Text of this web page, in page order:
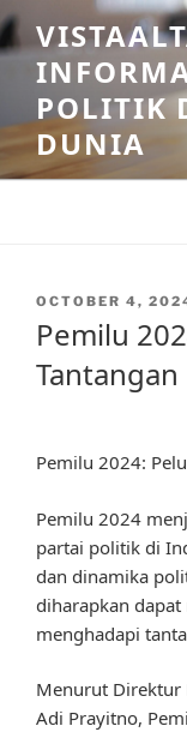
Skip
to
content
POLITIK
DUNIA
POSTED
OCTOBER 4,
Pemilu
Pemilu 2024:
Pemilu 2024
partai politik di
dan dinamika
diharapkan
menghadapi
Menurut Direktur
Adi Prayitno,